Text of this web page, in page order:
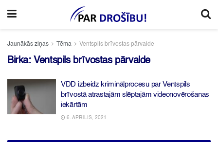
Jaunākās ziņas Tēma Ventspils brīvostas pārvalde
Birka: Ventspils brīvostas pārvalde
VDD izbeidz kriminālprocesu par Ventspils
brīvostā atrastajām slēptajām videonovērošanas
iekārtām
6. APRĪLIS, 2021